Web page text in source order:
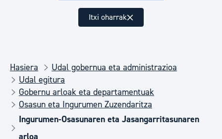
Itxi oharrak
Hasiera
Udal gobernua eta administrazioa
Udal egitura
Gobernu arloak eta departamentuak
Osasun eta Ingurumen Zuzendaritza
Ingurumen-Osasunaren eta Jasangarritasunaren